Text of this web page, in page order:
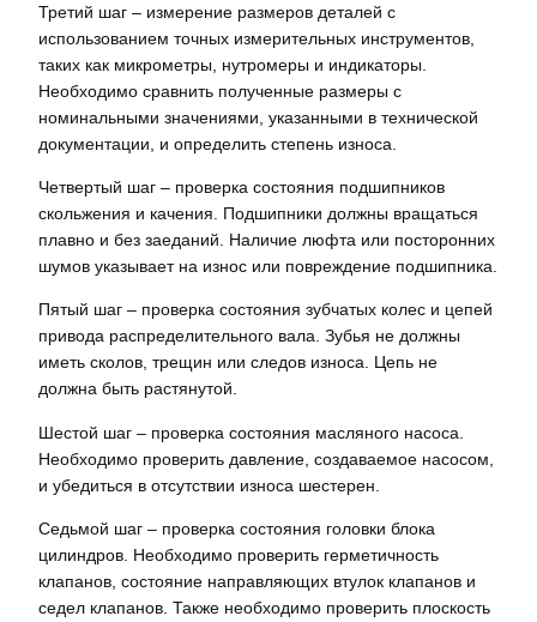
Третий шаг – измерение размеров деталей с
использованием точных измерительных инструментов,
таких как микрометры, нутромеры и индикаторы.
Необходимо сравнить полученные размеры с
номинальными значениями, указанными в технической
документации, и определить степень износа.
Четвертый шаг – проверка состояния подшипников
скольжения и качения. Подшипники должны вращаться
плавно и без заеданий. Наличие люфта или посторонних
шумов указывает на износ или повреждение подшипника.
Пятый шаг – проверка состояния зубчатых колес и цепей
привода распределительного вала. Зубья не должны
иметь сколов, трещин или следов износа. Цепь не
должна быть растянутой.
Шестой шаг – проверка состояния масляного насоса.
Необходимо проверить давление, создаваемое насосом,
и убедиться в отсутствии износа шестерен.
Седьмой шаг – проверка состояния головки блока
цилиндров. Необходимо проверить герметичность
клапанов, состояние направляющих втулок клапанов и
седел клапанов. Также необходимо проверить плоскость